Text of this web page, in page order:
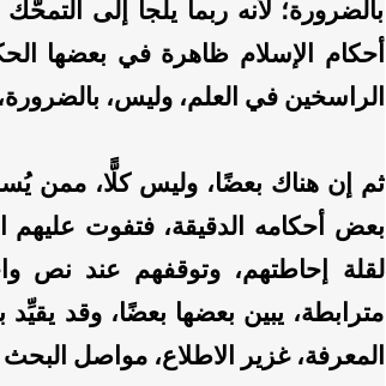
بالضرورة؛ لأنه ربما يلجأ إلى
أحكام الإسلام ظاهرة في بعضها
الراسخين في العلم، وليس،
ثم إن هناك بعضًا، وليس كلًّا، ممن
بعض أحكامه الدقيقة، فتفوت
لقلة إحاطتهم، وتوقفهم عند نص
مترابطة، يبين بعضها بعضًا، وقد
المعرفة، غزير الاطلاع، مواصل